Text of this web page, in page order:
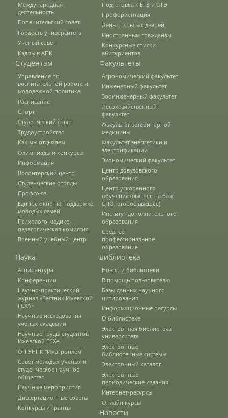
Федеральные документы
Условия труда на рабочих местах
Закупки
Учебный процесс
Защита персональных данных
Информация о проверках
Учетная политика
Партнеры
Безопасность
Противодействие коррупции
Противодействие терроризму
Предотвращение кризисных ситуаций
Международная
деятельность
Попечительский совет
Гордость университета
Ученый совет
Кадры в АПК
Подготовка к ЕГЭ и ОГЭ
Профориентация
День открытых дверей
Иностранным гражданам
Конкурсные списки
абитуриентов
Студентам
Управление по
воспитательной работе и
молодежной политике
Расписание
Спорт
Студенческий совет
Трудоустройство
Как мы отдыхаем
Олимпиады и конкурсы
Информация
Волонтерский центр
Студенческие отряды
Профсоюз
Единое окно по поддержке
молодых семей
Психолого-медико-
педагогическая комиссия
Военный учебный центр
Факультеты
Агрономический факультет
Инженерный факультет
Зооинженерный факультет
Лесохозяйственный
факультет
Факультет ветеринарной
медицины
Факультет энергетики и
электрификации
Экономический факультет
Центр довузовского
образования
Центр ускоренного
обучения (высшее на базе
СПО, второе высшее)
Институт дополнительного
образования
Среднее
профессиональное
образование
Наука
Аспирантура
Конференции
Научно-практический
журнал «Вестник Ижевской
ГСХА»
Научные исследования
ученых академии
Научные труды студентов
Ижевской ГСХА
ОП УНПК "Ижагроплем"
Совет молодых ученых и
студенческое научное
общество
Научные мероприятия
Диссертационные советы
Конкурсы и гранты
Библиотека
Новости библиотеки
В помощь пользователю
Базы данных научного
цитирования
Информационные ресурсы
О библиотеке
Электронная библиотека
университета
Электронные
библиотечные системы
Электронный каталог
Электронные
периодические издания
Интернет-ресурсы
Онлайн курсы
Новости